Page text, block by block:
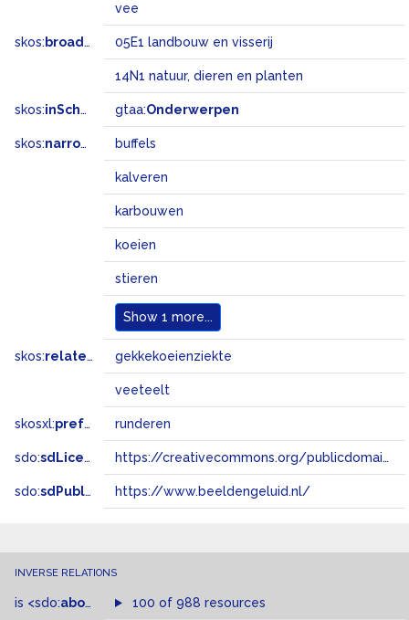
vee
skos: broadMatch 05E1 landbouw en visserij
14N1 natuur, dieren en planten
skos:inScheme gtaa:Onderwerpen
skos:narrower buffels
kalveren
karbouwen
koeien
stieren
Show 1 more...
skos:related gekkekoeienziekte
veeteelt
skosxl:prefLabel runderen
sdo:sdLicense https://creativecommons.org/publicdomain/zero/1.0/
sdo:sdPublisher https://www.beeldengeluid.nl/
INVERSE RELATIONS
is <sdo:about of 100 of 988 resources